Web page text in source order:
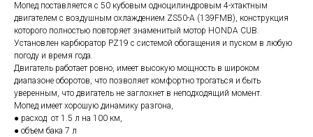
Мопед поставляется с 50 кубовым одноцилиндровым 4-хтактным
двигателем с воздушным охлаждением ZS50-A (139FMB), конструкция
которого полностью повторяет знаменитый мотор HONDA CUB.
Установлен карбюратор PZ19 с системой обогащения и пуском в любую
погоду и время года.
Двигатель работает ровно, имеет высокую мощность в широком
диапазоне оборотов, что позволяет комфортно трогаться и быть
уверенным, что двигатель не заглохнет в неподходящий момент.
Мопед имеет хорошую динамику разгона,
● расход от 1.5 л на 100 км,
● объем бака 7 л